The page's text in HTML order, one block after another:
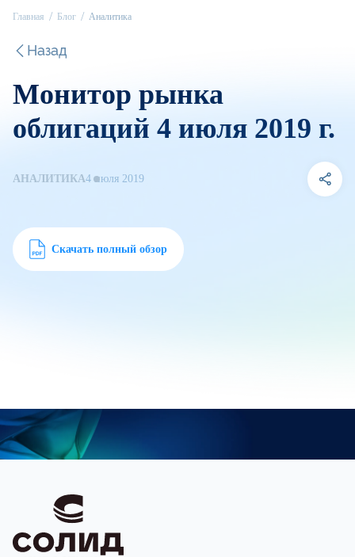
Главная Блог Аналитика
Назад
Монитор рынка
облигаций 4 июля 2019 г.
АНАЛИТИКА4 июля 2019
Скачать полный обзор